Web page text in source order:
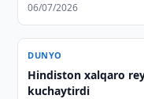
06/07/2026
DUNYO
Hindiston xalqaro
kuchaytirdi